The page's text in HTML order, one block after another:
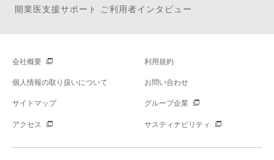
開業医支援サポート ご利用者インタビュー
会社概要 利用規約
個人情報の取り扱いについて お問い合わせ
サイトマップ グループ企業
アクセス サスティナビリティ